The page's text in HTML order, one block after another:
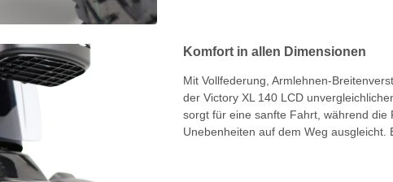
Komfort in allen Dimensionen
Mit Vollfederung, Armlehnen-
der Victory XL 140 LCD
sorgt für eine sanfte Fahrt, während
Unebenheiten auf dem Weg ausgleicht.